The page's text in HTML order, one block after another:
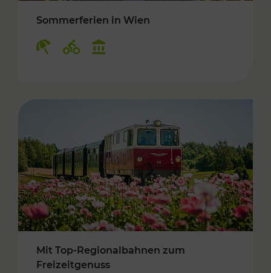
Sommerferien in Wien
Mit Top-Regionalbahnen zum
Freizeitgenuss